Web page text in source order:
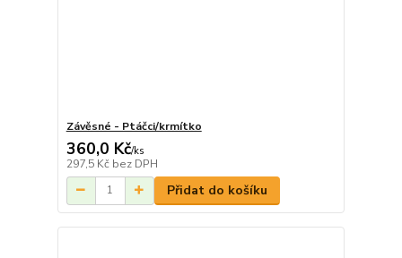
Závěsné - Ptáčci/krmítko
360,0 Kč/ks
297,5 Kč bez DPH
Přidat do košíku